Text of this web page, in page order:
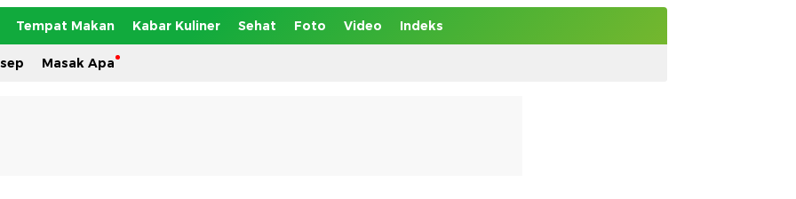
Tempat Makan Kabar Kuliner Sehat Foto Video Indeks
Masak Apa